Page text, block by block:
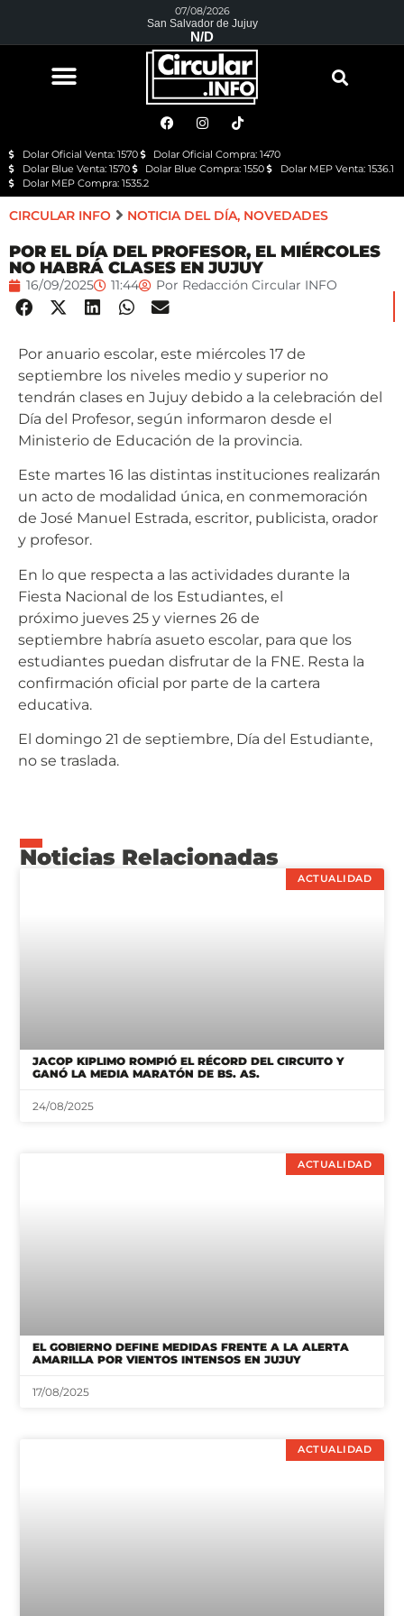
07/08/2026
San Salvador de Jujuy
N/D
Dolar Oficial Venta: 1570
Dolar Oficial Compra: 1470
Dolar Blue Venta: 1570
Dolar Blue Compra: 1550
Dolar MEP Venta: 1536.1
Dolar MEP Compra: 1535.2
CIRCULAR INFO NOTICIA DEL DÍA, NOVEDADES
POR EL DÍA DEL PROFESOR, EL MIÉRCOLES
NO HABRÁ CLASES EN JUJUY
16/09/2025 11:44 Por Redacción Circular INFO
Por anuario escolar, este miércoles 17 de
septiembre los niveles medio y superior no
tendrán clases en Jujuy debido a la celebración del
Día del Profesor, según informaron desde el
Ministerio de Educación de la provincia.
Este martes 16 las distintas instituciones realizarán
un acto de modalidad única, en conmemoración
de José Manuel Estrada, escritor, publicista, orador
y profesor.
En lo que respecta a las actividades durante la
Fiesta Nacional de los Estudiantes, el
próximo jueves 25 y viernes 26 de
septiembre habría asueto escolar, para que los
estudiantes puedan disfrutar de la FNE. Resta la
confirmación oficial por parte de la cartera
educativa.
El domingo 21 de septiembre, Día del Estudiante,
no se traslada.
Noticias Relacionadas
ACTUALIDAD
JACOP KIPLIMO ROMPIÓ EL RÉCORD DEL CIRCUITO Y
GANÓ LA MEDIA MARATÓN DE BS. AS.
24/08/2025
ACTUALIDAD
EL GOBIERNO DEFINE MEDIDAS FRENTE A LA ALERTA
AMARILLA POR VIENTOS INTENSOS EN JUJUY
17/08/2025
ACTUALIDAD